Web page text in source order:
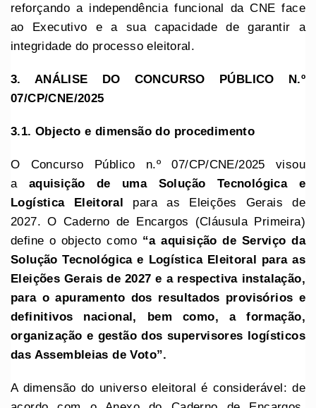
reforçando a independência funcional da CNE face
ao Executivo e a sua capacidade de garantir a
integridade do processo eleitoral.
3. ANÁLISE DO CONCURSO PÚBLICO N.º
07/CP/CNE/2025
3.1. Objecto e dimensão do procedimento
O Concurso Público n.º 07/CP/CNE/2025 visou
a aquisição de uma Solução Tecnológica e
Logística Eleitoral para as Eleições Gerais de
2027. O Caderno de Encargos (Cláusula Primeira)
define o objecto como “a aquisição de Serviço da
Solução Tecnológica e Logística Eleitoral para as
Eleições Gerais de 2027 e a respectiva instalação,
para o apuramento dos resultados provisórios e
definitivos nacional, bem como, a formação,
organização e gestão dos supervisores logísticos
das Assembleias de Voto”.
A dimensão do universo eleitoral é considerável: de